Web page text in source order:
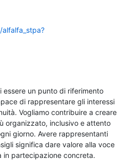
essere un punto di riferimento
di rappresentare gli interessi
Vogliamo contribuire a creare
organizzato, inclusivo e attento
giorno. Avere rappresentanti
significa dare valore alla voce
in partecipazione concreta.